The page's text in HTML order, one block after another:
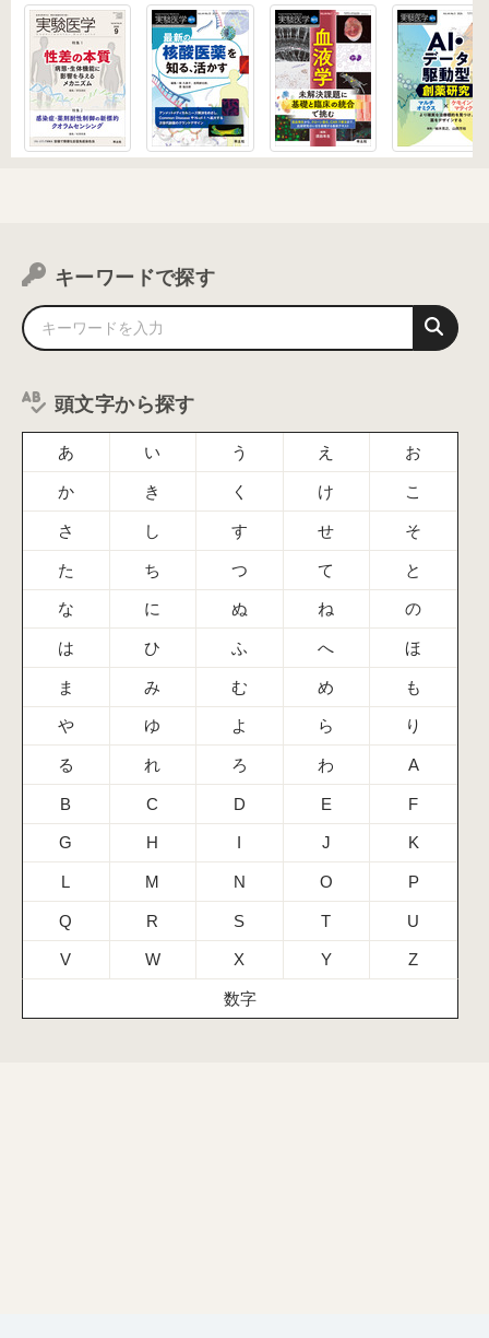
キーワードで探す
頭文字から探す
あ い う え お
か き く け こ
さ し す せ そ
た ち つ て と
な に ぬ ね の
は ひ ふ へ ほ
ま み む め も
や ゆ よ ら り
る れ ろ わ A
B C D E F
G H I J K
L M N O P
Q R S T U
V W X Y Z
数字